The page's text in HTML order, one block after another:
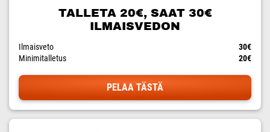
TALLETA 20€, SAAT 30€
ILMAISVEDON
Ilmaisveto
30€
Minimitalletus
20€
PELAA TÄSTÄ